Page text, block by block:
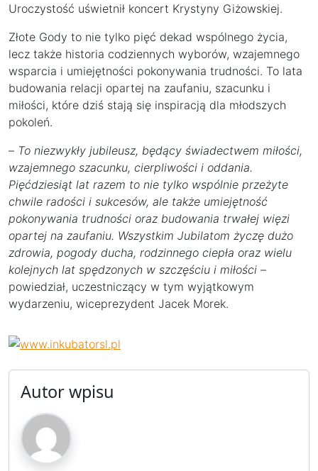
Uroczystość uświetnił koncert Krystyny Giżowskiej.
Złote Gody to nie tylko pięć dekad wspólnego życia,
lecz także historia codziennych wyborów, wzajemnego
wsparcia i umiejętności pokonywania trudności. To lata
budowania relacji opartej na zaufaniu, szacunku i
miłości, które dziś stają się inspiracją dla młodszych
pokoleń.
– To niezwykły jubileusz, będący świadectwem miłości,
wzajemnego szacunku, cierpliwości i oddania.
Pięćdziesiąt lat razem to nie tylko wspólnie przeżyte
chwile radości i sukcesów, ale także umiejętność
pokonywania trudności oraz budowania trwałej więzi
opartej na zaufaniu. Wszystkim Jubilatom życzę dużo
zdrowia, pogody ducha, rodzinnego ciepła oraz wielu
kolejnych lat spędzonych w szczęściu i miłości –
powiedział, uczestniczący w tym wyjątkowym
wydarzeniu, wiceprezydent Jacek Morek.
Autor wpisu